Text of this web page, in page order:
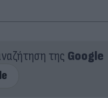
της Google